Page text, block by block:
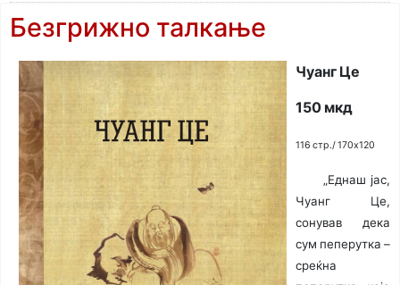
Безгрижно талкање
Чуанг Це
150 мкд
116 стр./ 170x120
„Еднаш јас,
Чуанг Це,
сонував дека
сум пеперутка –
среќна